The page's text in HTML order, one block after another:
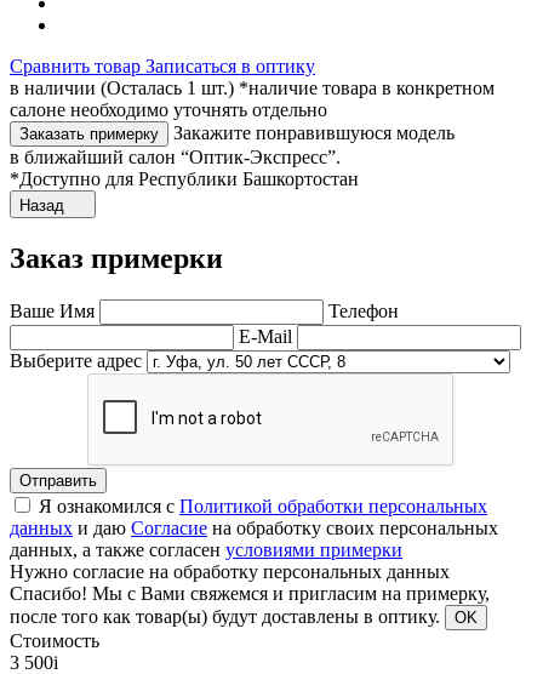
Сравнить товар Записаться в оптику
в наличии (Осталась 1 шт.) *наличие товара в конкретном
салоне необходимо уточнять отдельно
Заказать примерку
Закажите понравившуюся модель
в ближайший салон “Оптик-Экспресс”.
*Доступно для Республики Башкортостан
Назад
Заказ примерки
Ваше Имя
Телефон
E-Mail
Выберите адрес
Отправить
Я ознакомился с Политикой обработки персональных
данных и даю Согласие на обработку своих персональных
данных, а также согласен условиями примерки
Нужно согласие на обработку персональных данных
Спасибо! Мы с Вами свяжемся и пригласим на примерку,
после того как товар(ы) будут доставлены в оптику.
OK
Стоимость
3 500i